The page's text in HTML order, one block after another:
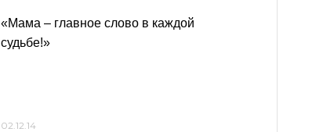
«Мама – главное слово в каждой
судьбе!»
02.12.14